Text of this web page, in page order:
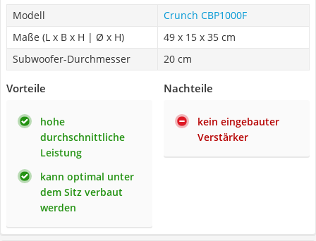
Modell
Crunch CBP1000F
Maße (L x B x H | Ø x H)
49 x 15 x 35 cm
Subwoofer-Durchmesser
20 cm
Vorteile
hohe
durchschnittliche
Leistung
kann optimal unter
dem Sitz verbaut
werden
Nachteile
kein eingebauter
Verstärker